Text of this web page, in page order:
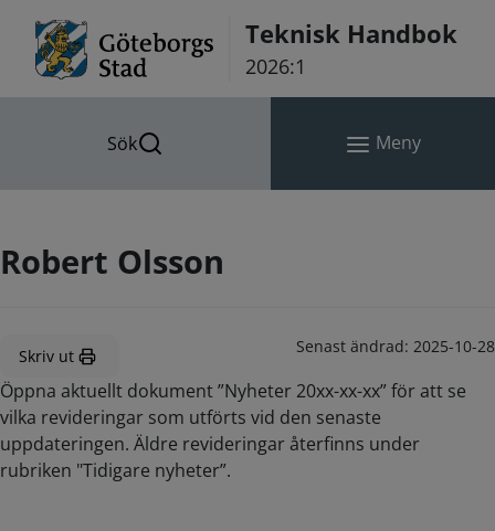
Teknisk Handbok
2026:1
Sök Meny
Robert Olsson
Skriv ut Senast ändrad: 2025-10-28
Öppna aktuellt dokument ”Nyheter 20xx-xx-xx” för att se
vilka revideringar som utförts vid den senaste
uppdateringen. Äldre revideringar återfinns under
rubriken "Tidigare nyheter”.